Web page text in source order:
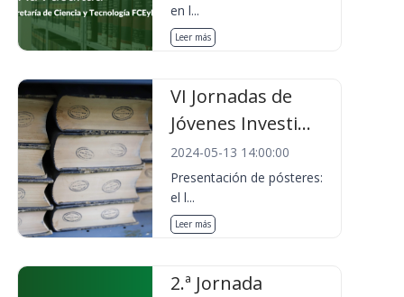
en l...
Leer más
VI Jornadas de
Jóvenes Investi...
2024-05-13 14:00:00
Presentación de pósteres:
el l...
Leer más
2.ª Jornada